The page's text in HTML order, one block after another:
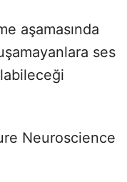
aşamasında
ses
Neuroscience